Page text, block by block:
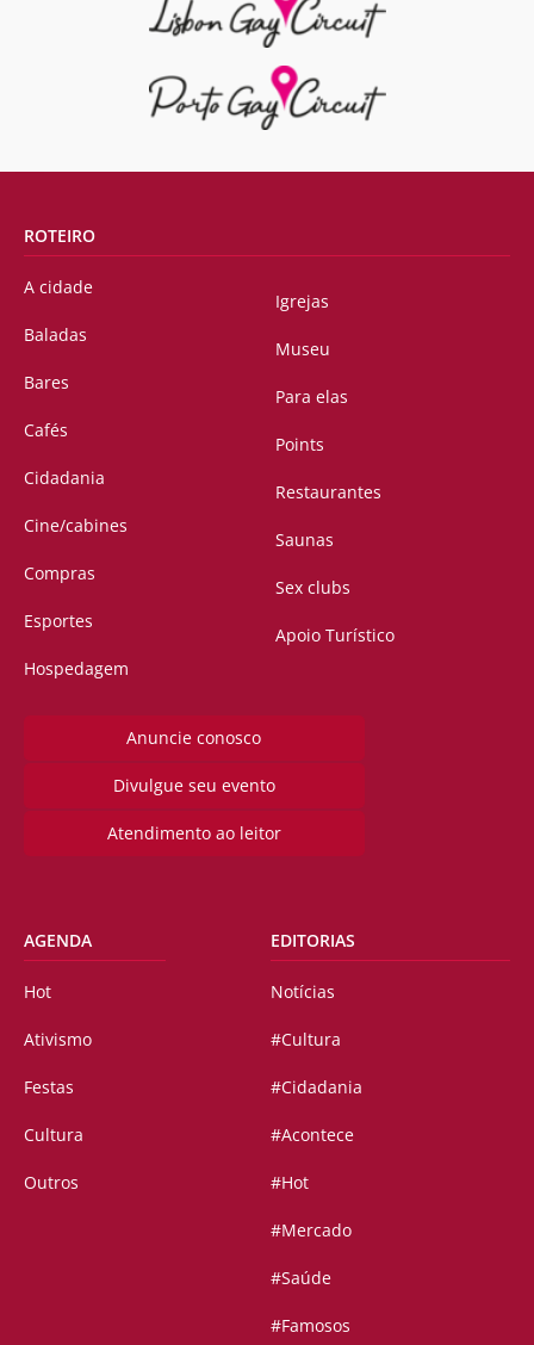
ROTEIRO
A cidade
Baladas
Bares
Cafés
Cidadania
Cine/cabines
Compras
Esportes
Hospedagem
Igrejas
Museu
Para elas
Points
Restaurantes
Saunas
Sex clubs
Apoio Turístico
Anuncie conosco
Divulgue seu evento
Atendimento ao leitor
AGENDA
Hot
Ativismo
Festas
Cultura
Outros
EDITORIAS
Notícias
#Cultura
#Cidadania
#Acontece
#Hot
#Mercado
#Saúde
#Famosos